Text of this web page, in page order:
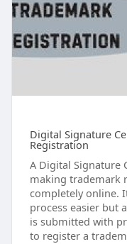
Digital Signature
Registration
A Digital Signature
making trademark
completely online.
process easier but
is submitted with
to register a